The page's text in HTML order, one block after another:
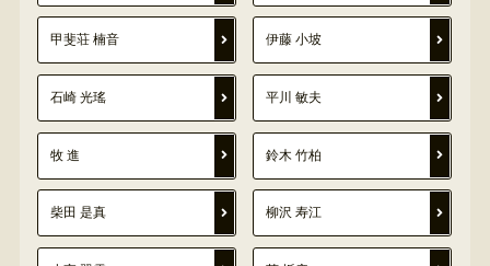
甲斐荘 楠音 伊藤 小坡
石崎 光瑤 平川 敏夫
牧 進 鈴木 竹柏
柴田 是真 柳沢 寿江